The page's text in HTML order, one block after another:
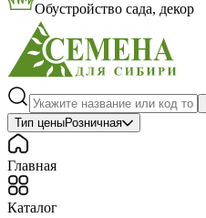
Обустройство сада, декор
Тип ценыРозничная
Главная
Каталог